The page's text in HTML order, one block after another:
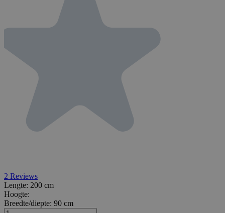
2 Reviews
Lengte: 200 cm
Hoogte:
Breedte/diepte: 90 cm